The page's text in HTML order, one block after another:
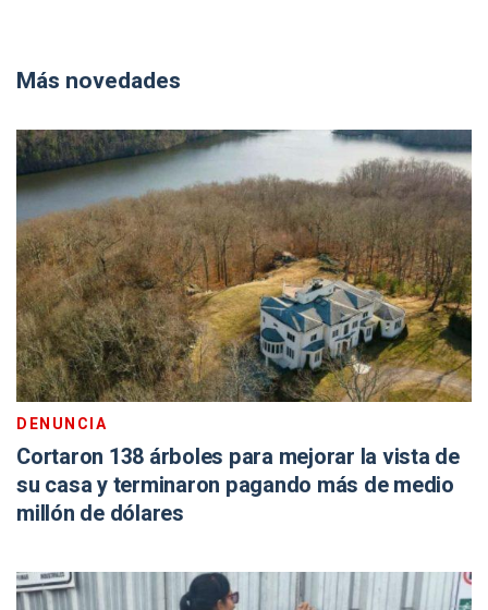
Más novedades
DENUNCIA
Cortaron 138 árboles para mejorar la vista de
su casa y terminaron pagando más de medio
millón de dólares